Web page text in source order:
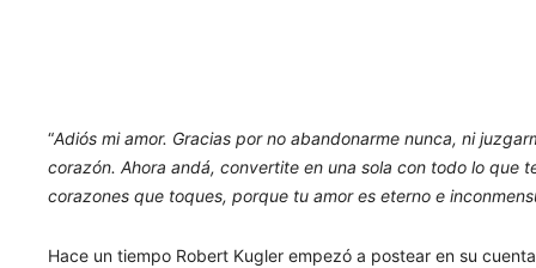
“Adiós mi amor. Gracias por no abandonarme nunca, ni
corazón. Ahora andá, convertite en una sola con todo lo que
corazones que toques, porque tu amor es eterno e
Hace un tiempo Robert Kugler empezó a postear en su